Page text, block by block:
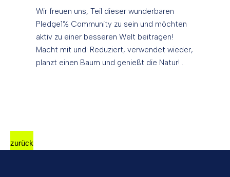
Wir freuen uns, Teil dieser wunderbaren
Pledge1% Community zu sein und möchten
aktiv zu einer besseren Welt beitragen!
Macht mit und: Reduziert, verwendet wieder,
planzt einen Baum und genießt die Natur! .
zurück